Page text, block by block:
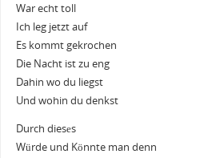
War echt toll
Ich leg jetzt auf
Es kommt gekrochen
Die Nacht ist zu eng
Dahin wo du liegst
Und wohin du denkst
Durch diesеs
Würde und Könnte man denn